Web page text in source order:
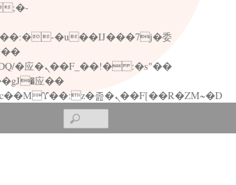
矁[��x�ZM~�n"��IB؃��!'����Тѕ��+��(m��IK�ʭ�/|��ϐܢ��F[��x�ZMz�G�� %嬩�/c��������[[��<�RI:�:c��MΎ��:z�졾�ܢ��F[��R�ZM~�D